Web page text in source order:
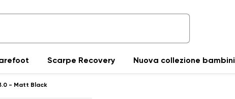
Scarpe Recovery Nuova collezione bambini
- Matt Black